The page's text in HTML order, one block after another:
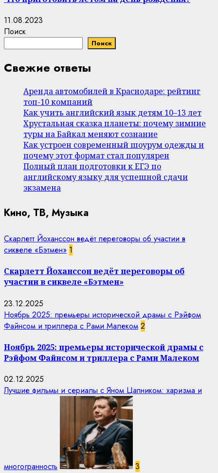
11.08.2023
Поиск
Поиск
Свежие ответы
Аренда автомобилей в Краснодаре: рейтинг
топ-10 компаний
Как учить английский язык детям 10–13 лет
Хрустальная сказка планеты: почему зимние
туры на Байкал меняют сознание
Как устроен современный шоурум одежды и
почему этот формат стал популярен
Полный план подготовки к ЕГЭ по
английскому языку для успешной сдачи
экзамена
Кино, ТВ, Музыка
Скарлетт Йоханссон ведёт переговоры об участии в
сиквеле «Бэтмен» 1
Скарлетт Йоханссон ведёт переговоры об
участии в сиквеле «Бэтмен»
23.12.2025
Ноябрь 2025: премьеры исторической драмы с Рэйфом
Файнсом и триллера с Рами Малеком 2
Ноябрь 2025: премьеры исторической драмы с
Рэйфом Файнсом и триллера с Рами Малеком
02.12.2025
Лучшие фильмы и сериалы с Яном Цапником: харизма и
многогранность 3